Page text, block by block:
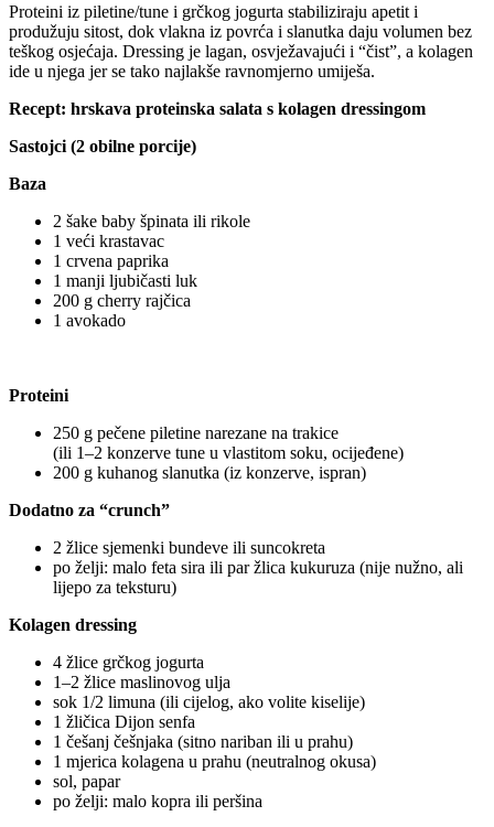
Proteini iz piletine/tune i grčkog jogurta stabiliziraju apetit i
produžuju sitost, dok vlakna iz povrća i slanutka daju volumen bez
teškog osjećaja. Dressing je lagan, osvježavajući i “čist”, a kolagen
ide u njega jer se tako najlakše ravnomjerno umiješa.
Recept: hrskava proteinska salata s kolagen dressingom
Sastojci (2 obilne porcije)
Baza
2 šake baby špinata ili rikole
1 veći krastavac
1 crvena paprika
1 manji ljubičasti luk
200 g cherry rajčica
1 avokado
Proteini
250 g pečene piletine narezane na trakice
(ili 1–2 konzerve tune u vlastitom soku, ocijeđene)
200 g kuhanog slanutka (iz konzerve, ispran)
Dodatno za “crunch”
2 žlice sjemenki bundeve ili suncokreta
po želji: malo feta sira ili par žlica kukuruza (nije nužno, ali
lijepo za teksturu)
Kolagen dressing
4 žlice grčkog jogurta
1–2 žlice maslinovog ulja
sok 1/2 limuna (ili cijelog, ako volite kiselije)
1 žličica Dijon senfa
1 češanj češnjaka (sitno nariban ili u prahu)
1 mjerica kolagena u prahu (neutralnog okusa)
sol, papar
po želji: malo kopra ili peršina